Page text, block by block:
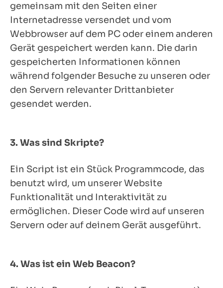
gemeinsam mit den Seiten einer
Internetadresse versendet und vom
Webbrowser auf dem PC oder einem anderen
Gerät gespeichert werden kann. Die darin
gespeicherten Informationen können
während folgender Besuche zu unseren oder
den Servern relevanter Drittanbieter
gesendet werden.
3. Was sind Skripte?
Ein Script ist ein Stück Programmcode, das
benutzt wird, um unserer Website
Funktionalität und Interaktivität zu
ermöglichen. Dieser Code wird auf unseren
Servern oder auf deinem Gerät ausgeführt.
4. Was ist ein Web Beacon?